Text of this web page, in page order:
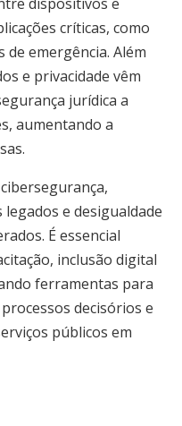
críticas, como
emergência. Além
e privacidade vêm
jurídica a
aumentando a
e desigualdade
É essencial
inclusão digital
ferramentas para
decisórios e
públicos em